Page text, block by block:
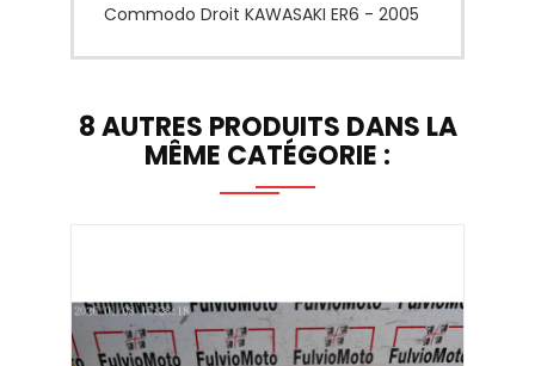
Commodo Droit KAWASAKI ER6 - 2005
8 AUTRES PRODUITS DANS LA
MÊME CATÉGORIE :